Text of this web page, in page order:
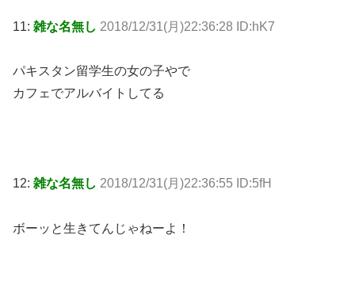
11: 雑な名無し 2018/12/31(月)22:36:28 ID:hK7
パキスタン留学生の女の子やで
カフェでアルバイトしてる
12: 雑な名無し 2018/12/31(月)22:36:55 ID:5fH
ボーッと生きてんじゃねーよ！